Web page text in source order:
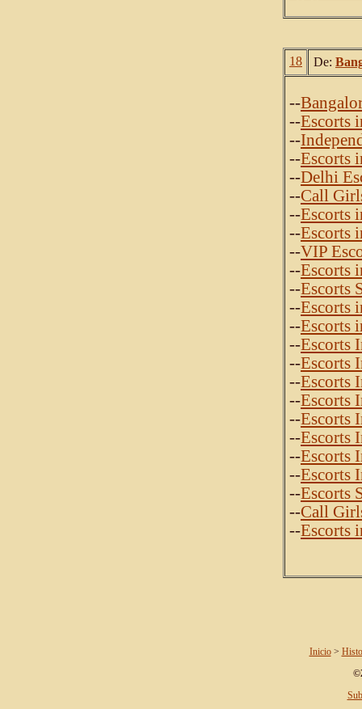
18 De:
--
--Escorts
--
--Escorts
--Delhi
--Call
--Escorts
--Escorts
--VIP
--Escorts
--Escorts
--Escorts
--Escorts
--Escorts
--Escorts
--Escorts
--Escorts
--Escorts
--Escorts
--Escorts
--Escorts
--Escorts
--Call
--Escorts
Inicio>